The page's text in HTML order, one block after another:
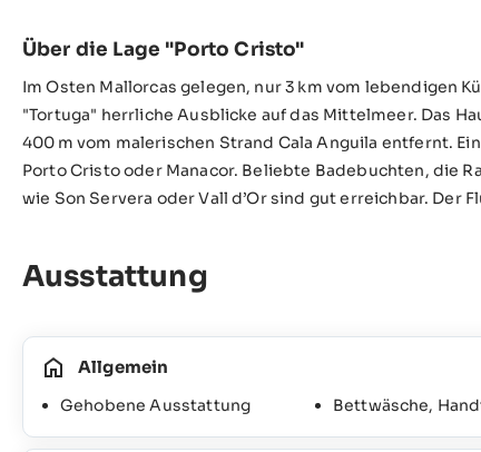
Über die Lage "Porto Cristo"
Im Osten Mallorcas gelegen, nur 3 km vom lebendigen
"Tortuga" herrliche Ausblicke auf das Mittelmeer. Das
400 m vom malerischen Strand Cala Anguila entfernt.
Porto Cristo oder Manacor. Beliebte Badebuchten, die
wie Son Servera oder Vall d’Or sind gut erreichbar. Der
Ausstattung
Allgemein
Gehobene Ausstattung Bettwäsche,